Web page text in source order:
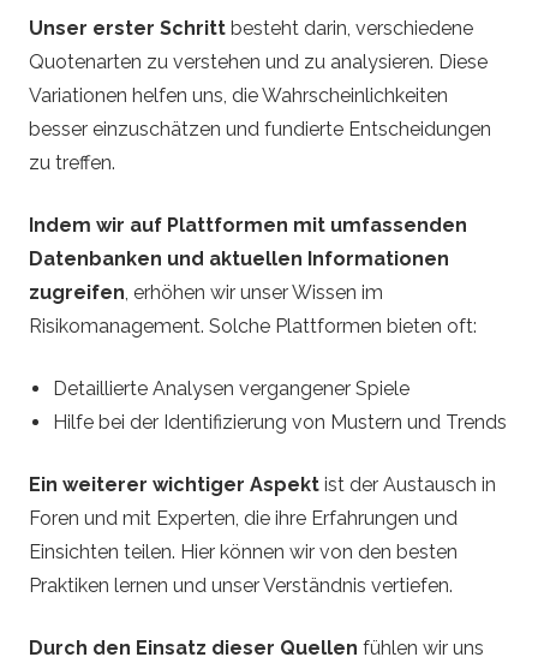
Unser erster Schritt besteht darin, verschiedene
Quotenarten zu verstehen und zu analysieren. Diese
Variationen helfen uns, die Wahrscheinlichkeiten
besser einzuschätzen und fundierte Entscheidungen
zu treffen.
Indem wir auf Plattformen mit umfassenden
Datenbanken und aktuellen Informationen
zugreifen, erhöhen wir unser Wissen im
Risikomanagement. Solche Plattformen bieten oft:
Detaillierte Analysen vergangener Spiele
Hilfe bei der Identifizierung von Mustern und Trends
Ein weiterer wichtiger Aspekt ist der Austausch in
Foren und mit Experten, die ihre Erfahrungen und
Einsichten teilen. Hier können wir von den besten
Praktiken lernen und unser Verständnis vertiefen.
Durch den Einsatz dieser Quellen fühlen wir uns